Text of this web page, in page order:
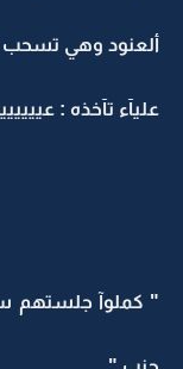
ألعنود وهي
عليآء تآخذه :
" كملوآ جلستهم